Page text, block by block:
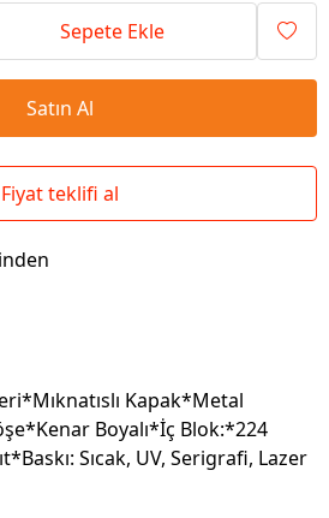
Sepete Ekle
Satın Al
Fiyat teklifi al
Kapak*Metal
Boyalı*İç Blok:*224
Sıcak, UV, Serigrafi, Lazer